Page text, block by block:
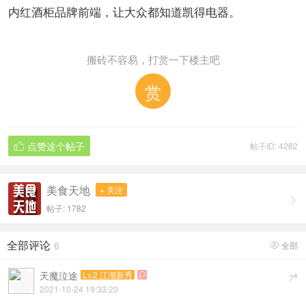
内红酒柜品牌前端，让大众都知道凯得电器。
搬砖不容易，打赏一下楼主吧
赏
帖子ID: 4282
 点赞这个帖子

美食天地
+ 关注
帖子: 1782
 全部
全部评论 6
7#
天魔泣途 Lv.2 江湖新秀 
2021-10-24 19:33:20